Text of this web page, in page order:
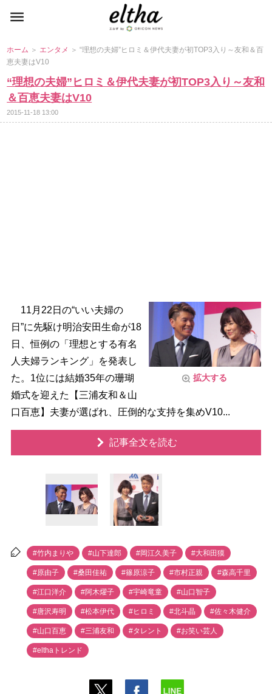
ホーム ＞ エンタメ ＞ “理想の夫婦”ヒロミ＆伊代夫妻が初TOP3入り～友和＆百
恵夫妻はV10
“理想の夫婦”ヒロミ＆伊代夫妻が初TOP3入り～友和
＆百恵夫妻はV10
2015-11-18 13:00
拡大する
11月22日の“いい夫婦の
日”に先駆け明治安田生命が18
日、恒例の「理想とする有名
人夫婦ランキング」を発表し
た。1位には結婚35年の珊瑚
婚式を迎えた【三浦友和＆山
口百恵】夫妻が選ばれ、圧倒的な支持を集めV10...
記事全文を読む
#竹内まり #山下達郎 #岡江久美子 #大和田獏
#原由子 #桑田佳祐 #篠原涼子 #市村正親 #森高千里
#江口洋介 #阿木燿子 #宇崎竜童 #山口智子
#唐沢寿明 #松本伊代 #ヒロミ #北斗晶 #佐々木健介
#山口百恵 #三浦友和 #タレント #お笑い芸人
#elthaトレンド